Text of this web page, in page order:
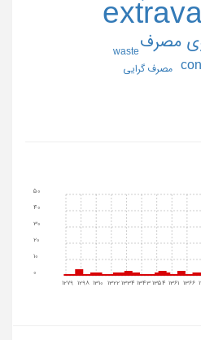
مصرف
waste
مصرف گرايي
1279 1298 1310 1322 1334 1343 1354 1361 1366
10
20
30
40
50